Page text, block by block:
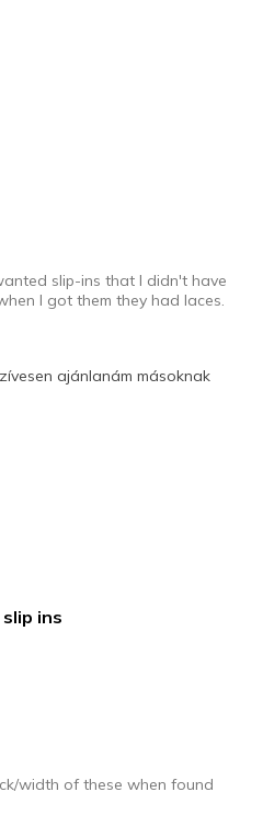
to width
for Wearing
slip-ins that I didn't have
I got them they had laces.
ajánlanám másoknak
ins
width of these when found